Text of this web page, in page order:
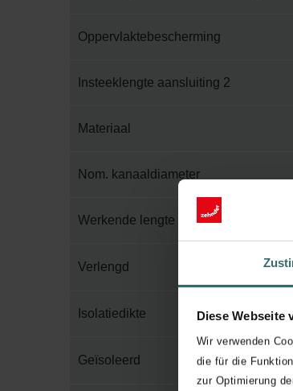
Diese Webseite
Wir verwenden
die für die
zur Optimierung
Oppervlaktebescherming
Insteeklengte aansluiting 2
Materiaal
Nom. kanaaldiameter
Werkende lengte
Verlengd
Isolatiedikte
Geïsoleerd